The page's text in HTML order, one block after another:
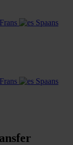
Frans
Spaans
Frans
Spaans